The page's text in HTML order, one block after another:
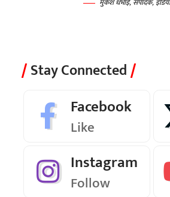
मुकेश धभाई, संपादक,
Stay Connected
Facebook
Like
Instagram
Follow